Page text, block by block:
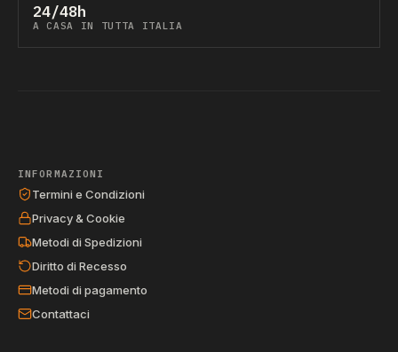
24/48h
A CASA IN TUTTA ITALIA
INFORMAZIONI
Termini e Condizioni
Privacy & Cookie
Metodi di Spedizioni
Diritto di Recesso
Metodi di pagamento
Contattaci